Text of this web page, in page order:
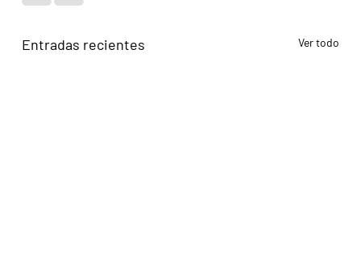
Entradas recientes Ver todo